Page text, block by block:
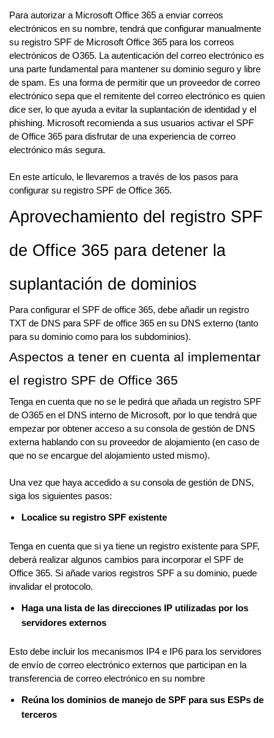
Para autorizar a Microsoft Office 365 a enviar correos
electrónicos en su nombre, tendrá que configurar manualmente
su registro SPF de Microsoft Office 365 para los correos
electrónicos de O365. La autenticación del correo electrónico es
una parte fundamental para mantener su dominio seguro y libre
de spam. Es una forma de permitir que un proveedor de correo
electrónico sepa que el remitente del correo electrónico es quien
dice ser, lo que ayuda a evitar la suplantación de identidad y el
phishing. Microsoft recomienda a sus usuarios activar el SPF
de Office 365 para disfrutar de una experiencia de correo
electrónico más segura.
En este artículo, le llevaremos a través de los pasos para
configurar su registro SPF de Office 365.
Aprovechamiento del registro SPF
de Office 365 para detener la
suplantación de dominios
Para configurar el SPF de office 365, debe añadir un registro
TXT de DNS para SPF de office 365 en su DNS externo (tanto
para su dominio como para los subdominios).
Aspectos a tener en cuenta al implementar
el registro SPF de Office 365
Tenga en cuenta que no se le pedirá que añada un registro SPF
de O365 en el DNS interno de Microsoft, por lo que tendrá que
empezar por obtener acceso a su consola de gestión de DNS
externa hablando con su proveedor de alojamiento (en caso de
que no se encargue del alojamiento usted mismo).
Una vez que haya accedido a su consola de gestión de DNS,
siga los siguientes pasos:
Localice su registro SPF existente
Tenga en cuenta que si ya tiene un registro existente para SPF,
deberá realizar algunos cambios para incorporar el SPF de
Office 365. Si añade varios registros SPF a su dominio, puede
invalidar el protocolo.
Haga una lista de las direcciones IP utilizadas por los
servidores externos
Esto debe incluir los mecanismos IP4 e IP6 para los servidores
de envío de correo electrónico externos que participan en la
transferencia de correo electrónico en su nombre
Reúna los dominios de manejo de SPF para sus ESPs de
terceros